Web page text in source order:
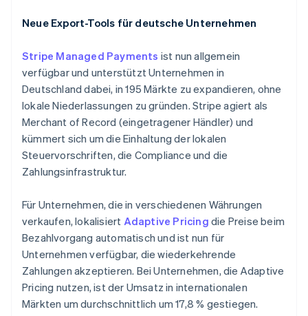
Neue Export-Tools für deutsche Unternehmen
Stripe Managed Payments ist nun allgemein
verfügbar und unterstützt Unternehmen in
Deutschland dabei, in 195 Märkte zu expandieren, ohne
lokale Niederlassungen zu gründen. Stripe agiert als
Merchant of Record (eingetragener Händler) und
kümmert sich um die Einhaltung der lokalen
Steuervorschriften, die Compliance und die
Zahlungsinfrastruktur.
Für Unternehmen, die in verschiedenen Währungen
verkaufen, lokalisiert Adaptive Pricing die Preise beim
Bezahlvorgang automatisch und ist nun für
Unternehmen verfügbar, die wiederkehrende
Zahlungen akzeptieren. Bei Unternehmen, die Adaptive
Pricing nutzen, ist der Umsatz in internationalen
Märkten um durchschnittlich um 17,8 % gestiegen.
Gibraltar
Griechenland
English
Indien
English
Irland
English
Italien
ItalianoEnglish
Japan
日本語English
EnglishFrançais
Kroatien
EnglishItaliano
Lettland
English
Liechtenstein
DeutschEnglish
Litauen